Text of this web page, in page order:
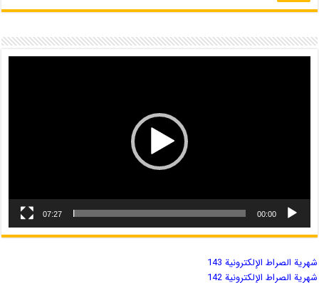
00:00
07:27
شهریة الصراط الإلكترونية 143
شهریة الصراط الإلكترونية 142